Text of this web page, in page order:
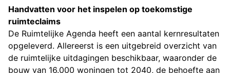
Handvatten voor het inspelen op toekomstige
ruimteclaims
De Ruimtelijke Agenda heeft een aantal kernresultaten
opgeleverd. Allereerst is een uitgebreid overzicht van
de ruimtelijke uitdagingen beschikbaar, waaronder de
bouw van 16.000 woningen tot 2040, de behoefte aan